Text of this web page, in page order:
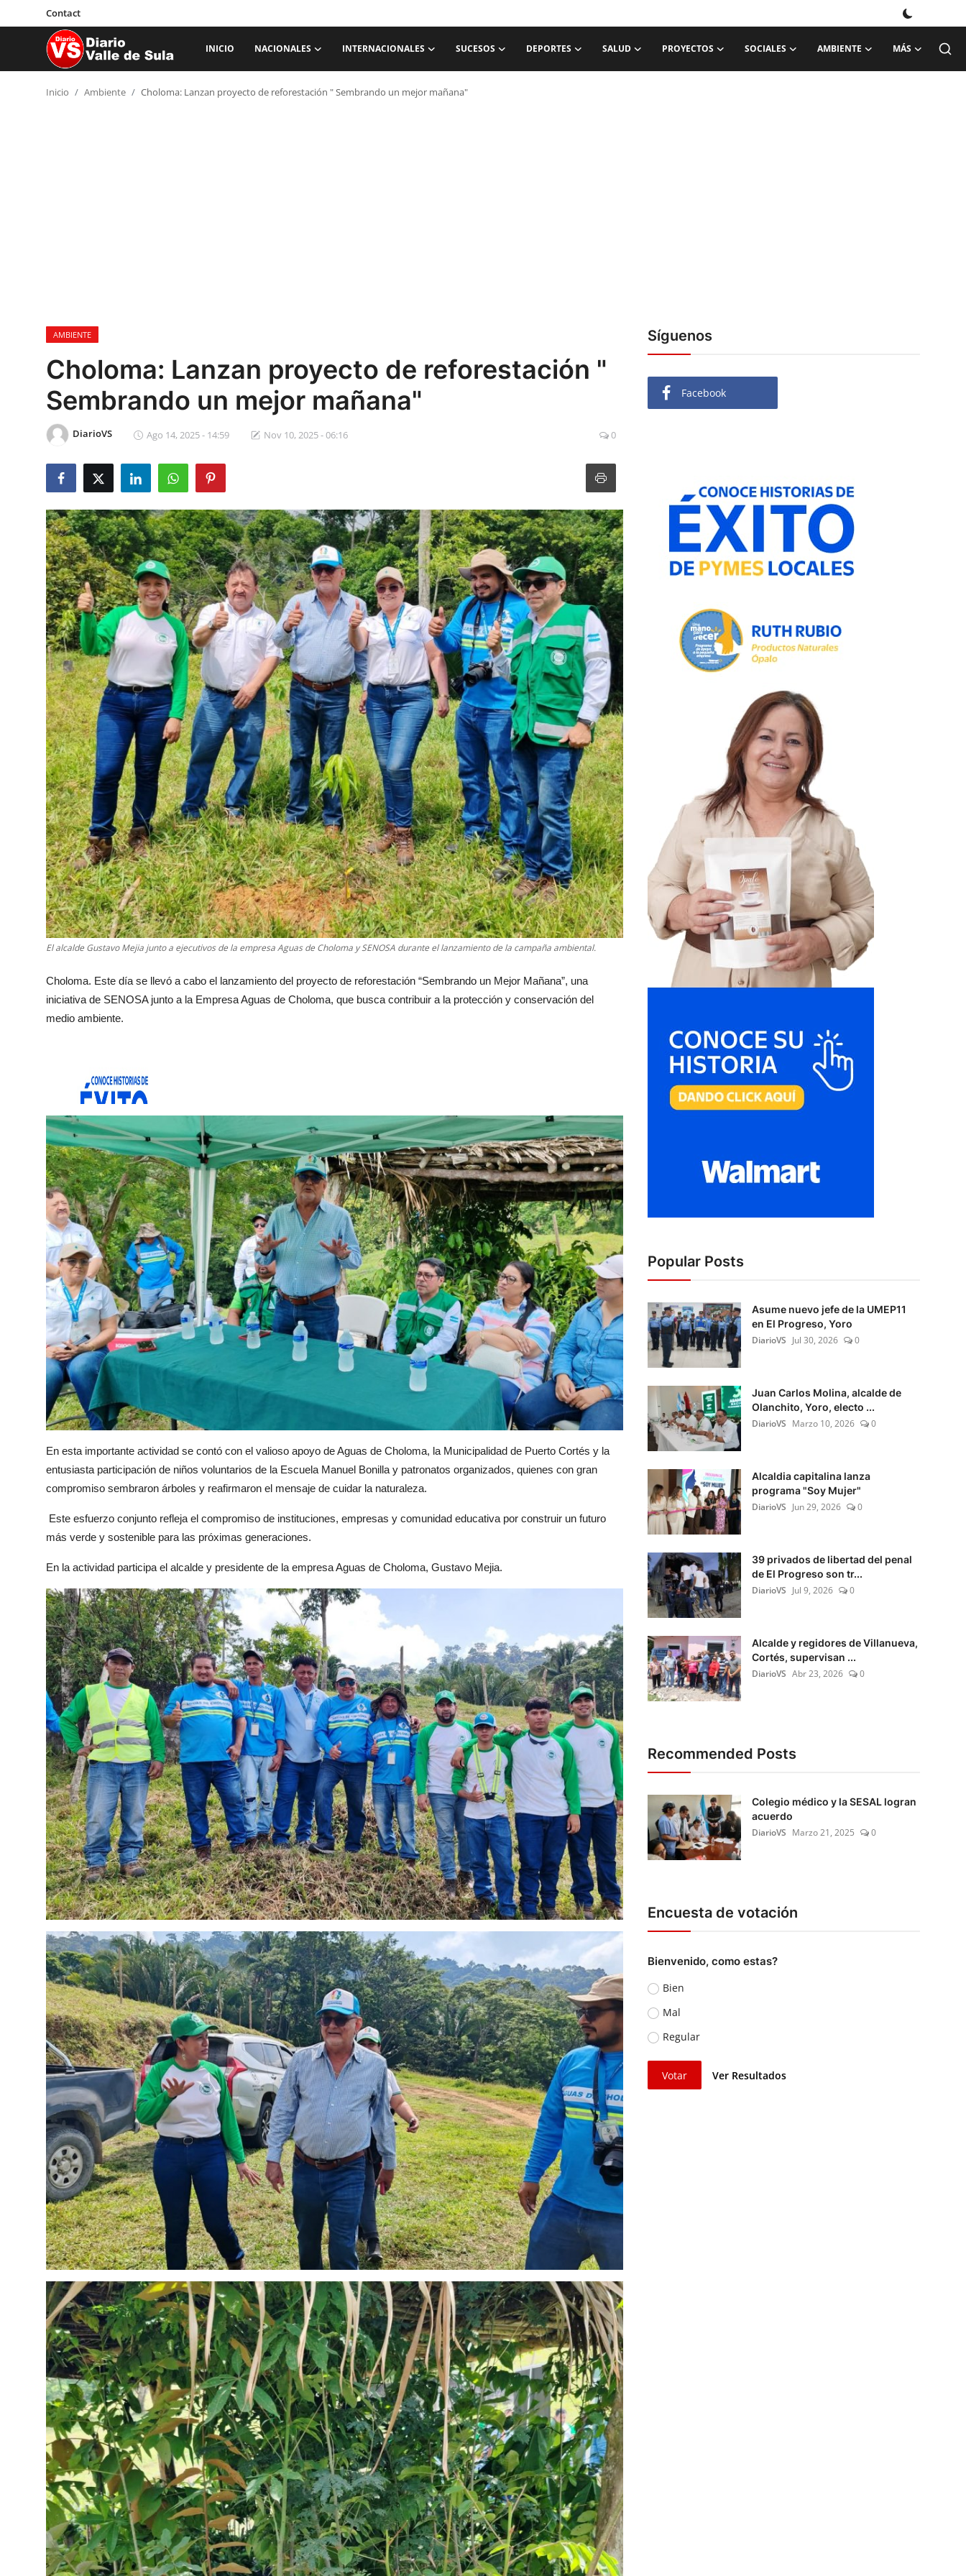
Contact
INICIO NACIONALES INTERNACIONALES SUCESOS DEPORTES SALUD PROYECTOS SOCIALES AMBIENTE MÁS
Sociales
Contact
Ambiente
Gobierno
Inicio Ambiente Choloma: Lanzan proyecto de reforestación " Sembrando un mejor mañana"
AMBIENTE
Choloma: Lanzan proyecto de reforestación "
Sembrando un mejor mañana"
DiarioVS Ago 14, 2025 - 14:59 Nov 10, 2025 - 06:16 0
El alcalde Gustavo Mejia junto a ejecutivos de la empresa Aguas de Choloma y SENOSA durante el lanzamiento de la campaña ambiental.
Choloma. Este día se llevó a cabo el lanzamiento del proyecto de reforestación “Sembrando un Mejor Mañana”, una
iniciativa de SENOSA junto a la Empresa Aguas de Choloma, que busca contribuir a la protección y conservación del
medio ambiente.
En esta importante actividad se contó con el valioso apoyo de Aguas de Choloma, la Municipalidad de Puerto Cortés y la
entusiasta participación de niños voluntarios de la Escuela Manuel Bonilla y patronatos organizados, quienes con gran
compromiso sembraron árboles y reafirmaron el mensaje de cuidar la naturaleza.
Este esfuerzo conjunto refleja el compromiso de instituciones, empresas y comunidad educativa por construir un futuro
más verde y sostenible para las próximas generaciones.
En la actividad participa el alcalde y presidente de la empresa Aguas de Choloma, Gustavo Mejia.
Síguenos
Facebook
Popular Posts
Asume nuevo jefe de la UMEP11
en El Progreso, Yoro
DiarioVS Jul 30, 2026 0
Juan Carlos Molina, alcalde de
Olanchito, Yoro, electo ...
DiarioVS Marzo 10, 2026 0
Alcaldia capitalina lanza
programa "Soy Mujer"
DiarioVS Jun 29, 2026 0
39 privados de libertad del penal
de El Progreso son tr...
DiarioVS Jul 9, 2026 0
Alcalde y regidores de Villanueva,
Cortés, supervisan ...
DiarioVS Abr 23, 2026 0
Recommended Posts
Colegio médico y la SESAL logran
acuerdo
DiarioVS Marzo 21, 2025 0
Encuesta de votación
Bienvenido, como estas?
Bien
Mal
Regular
Votar Ver Resultados